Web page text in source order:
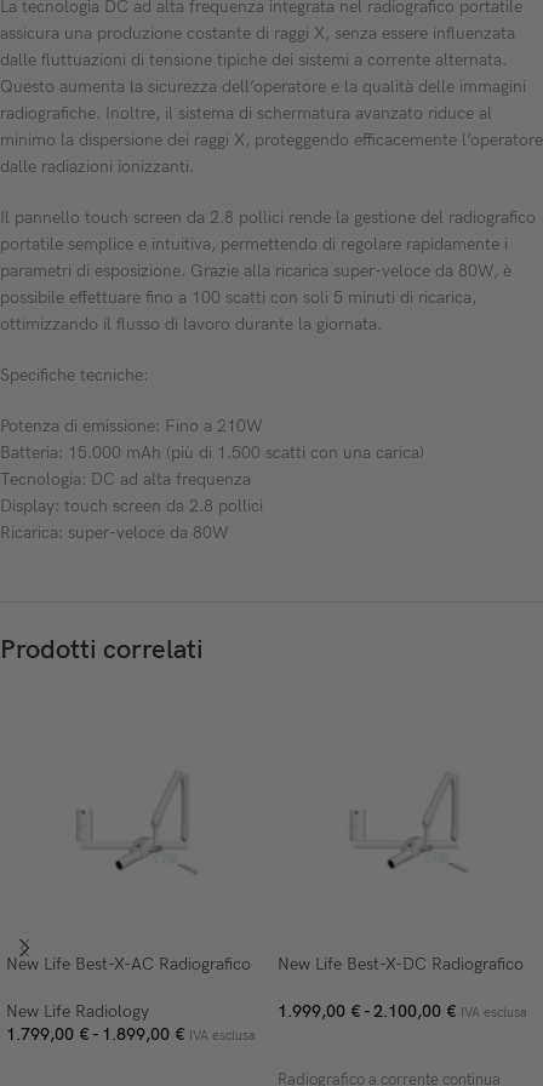
La tecnologia DC ad alta frequenza integrata nel radiografico portatile
assicura una produzione costante di raggi X, senza essere influenzata
dalle fluttuazioni di tensione tipiche dei sistemi a corrente alternata.
Questo aumenta la sicurezza dell’operatore e la qualità delle immagini
radiografiche. Inoltre, il sistema di schermatura avanzato riduce al
minimo la dispersione dei raggi X, proteggendo efficacemente l’operatore
dalle radiazioni ionizzanti.
Il pannello touch screen da 2.8 pollici rende la gestione del radiografico
portatile semplice e intuitiva, permettendo di regolare rapidamente i
parametri di esposizione. Grazie alla ricarica super-veloce da 80W, è
possibile effettuare fino a 100 scatti con soli 5 minuti di ricarica,
ottimizzando il flusso di lavoro durante la giornata.
Specifiche tecniche:
Potenza di emissione: Fino a 210W
Batteria: 15.000 mAh (più di 1.500 scatti con una carica)
Tecnologia: DC ad alta frequenza
Display: touch screen da 2.8 pollici
Ricarica: super-veloce da 80W
Prodotti correlati
New Life Best-X-AC Radiografico
New Life Radiology
1.799,00 € - 1.899,00 € IVA esclusa
New Life Best-X-DC Radiografico
1.999,00 € -2.100,00 € IVA esclusa
Radiografico a corrente continua